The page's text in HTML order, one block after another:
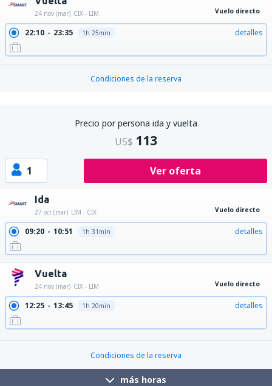
24 nov (mar) CIX - LIM Vuelo directo
22:10 23:35 1h 25min detalles
Condiciones de la reserva
Precio por persona ida y vuelta
US$ 113
1 Ver oferta
Ida
27 oct (mar) LIM - CIX Vuelo directo
09:20 10:51 1h 31min detalles
Vuelta
24 nov (mar) CIX - LIM Vuelo directo
12:25 13:45 1h 20min detalles
Condiciones de la reserva
más horas